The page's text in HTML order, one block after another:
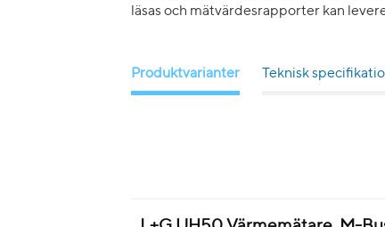
läsas och mätvärdesrapporter kan
Produktvarianter Teknisk